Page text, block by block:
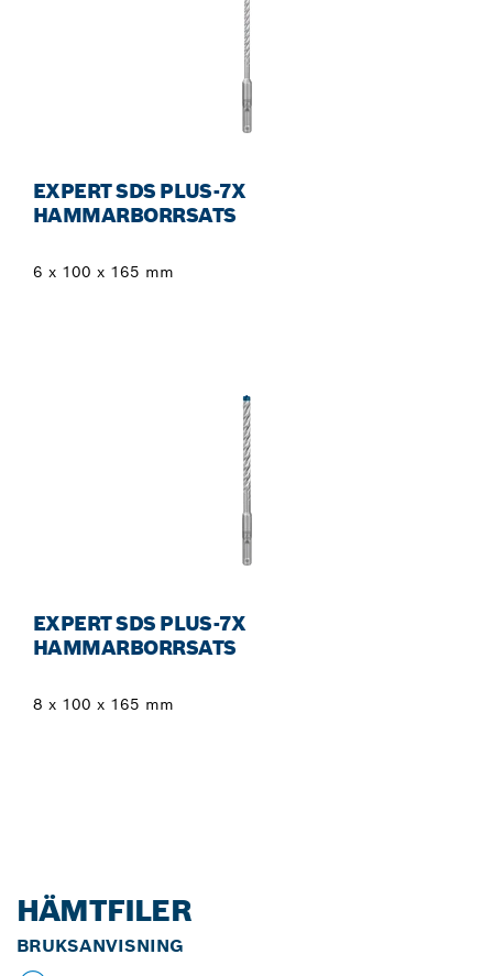
EXPERT SDS PLUS-7X
HAMMARBORRSATS
6 x 100 x 165 mm
EXPERT SDS PLUS-7X
HAMMARBORRSATS
8 x 100 x 165 mm
HÄMTFILER
BRUKSANVISNING